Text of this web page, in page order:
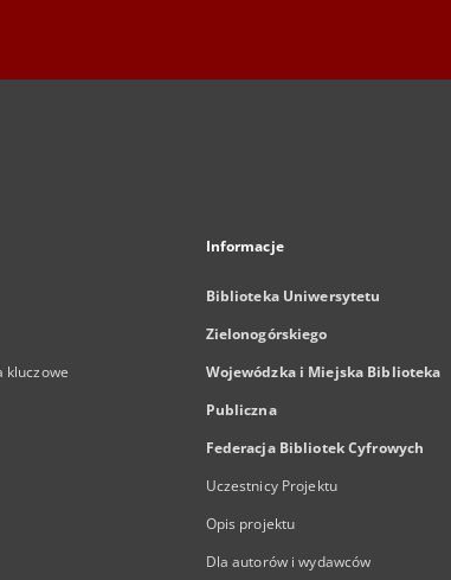
kluczowe
Informacje
Biblioteka Uniwersytetu
Zielonogórskiego
Wojewódzka i Miejska Biblioteka
Publiczna
Federacja Bibliotek Cyfrowych
Uczestnicy Projektu
Opis projektu
Dla autorów i wydawców